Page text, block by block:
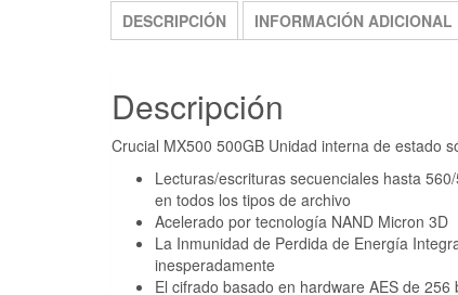
DESCRIPCIÓN INFORMACIÓN ADICIONAL
Descripción
Crucial MX500 500GB Unidad interna de estado
Lecturas/escrituras secuenciales hasta
en todos los tipos de archivo
Acelerado por tecnología NAND Micron 3D
La Inmunidad de Perdida de Energía
inesperadamente
El cifrado basado en hardware AES de